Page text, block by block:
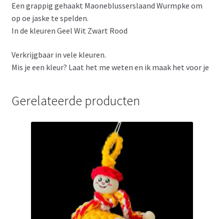
Een grappig gehaakt Maoneblusserslaand Wurmpke om
op oe jaske te spelden.
In de kleuren Geel Wit Zwart Rood
Verkrijgbaar in vele kleuren.
Mis je een kleur? Laat het me weten en ik maak het voor je
Gerelateerde producten